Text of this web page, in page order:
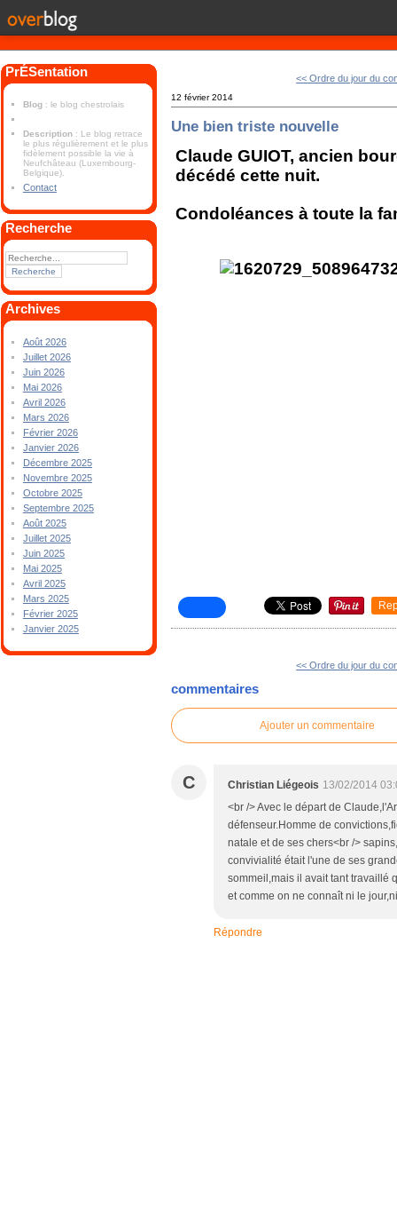
PrÉSentation
Blog : le blog chestrolais
Description : Le blog retrace
le plus régulièrement et le plus
fidèlement possible la vie à
Neufchâteau (Luxembourg-
Belgique).
Contact
Recherche
Archives
Août 2026
Juillet 2026
Juin 2026
Mai 2026
Avril 2026
Mars 2026
Février 2026
Janvier 2026
Décembre 2025
Novembre 2025
Octobre 2025
Septembre 2025
Août 2025
Juillet 2025
Juin 2025
Mai 2025
Avril 2025
Mars 2025
Février 2025
Janvier 2025
<< Ordre du jour du
12 février 2014
Une bien triste nouvelle
Claude GUIOT, ancien
décédé cette nuit.
Condoléances à toute la
<< Ordre du jour du
commentaires
Ajouter un commentaire
C Christian Liégeois 13/02/2014
<br /> Avec le départ de
défenseur.Homme de
natale et de ses chers<br />
convivialité était l'une de ses
sommeil,mais il avait tant travaillé
et comme on ne connaît ni le
Répondre